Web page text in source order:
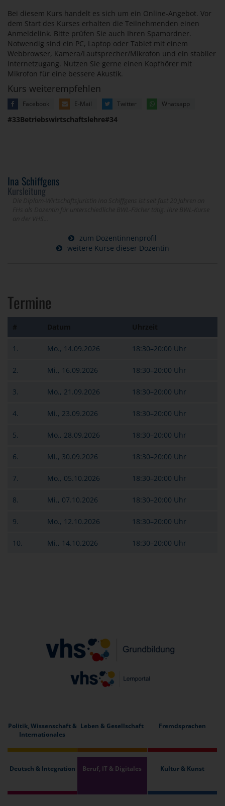
Bei diesem Kurs handelt es sich um ein Online-Angebot. Vor
dem Start des Kurses erhalten die Teilnehmenden einen
Anmeldelink. Bitte prüfen Sie auch Ihren Spamordner.
Notwendig sind ein PC, Laptop oder Tablet mit einem
Webbrowser, Kamera/Lautsprecher/Mikrofon und ein stabiler
Internetzugang. Nutzen Sie gerne einen Kopfhörer mit
Mikrofon für eine bessere Akustik.
Kurs weiterempfehlen
Facebook E-Mail Twitter Whatsapp
#33Betriebswirtschaftslehre#34
Ina Schiffgens
Kursleitung
zum Dozentinnenprofil
weitere Kurse dieser Dozentin
Termine
1. Mo., 14.09.2026 18:30–20:00 Uhr
2. Mi., 16.09.2026 18:30–20:00 Uhr
3. Mo., 21.09.2026 18:30–20:00 Uhr
4. Mi., 23.09.2026 18:30–20:00 Uhr
5. Mo., 28.09.2026 18:30–20:00 Uhr
6. Mi., 30.09.2026 18:30–20:00 Uhr
7. Mo., 05.10.2026 18:30–20:00 Uhr
8. Mi., 07.10.2026 18:30–20:00 Uhr
9. Mo., 12.10.2026 18:30–20:00 Uhr
10. Mi., 14.10.2026 18:30–20:00 Uhr
Politik, Wissenschaft &
Internationales
Leben & Gesellschaft Fremdsprachen
Deutsch & Integration Beruf, IT & Digitales Kultur & Kunst